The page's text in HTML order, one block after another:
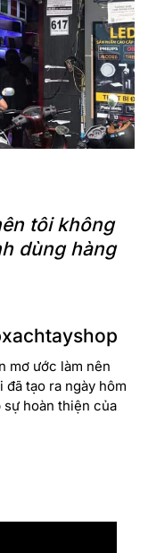
tôi không
dùng hàng
mơ ước làm nên
tạo ra ngày hôm
hoàn thiện của